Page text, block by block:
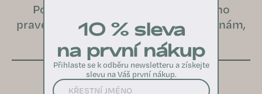
Potřebujete poradit s výběrem toho
pravého doplňku pro vás? Ozvěte se nám,
rádi vám poradíme.
info@wecareabout.cz
10 % sleva
na první nákup
Přihlaste se k odběru newsletteru a získejte
slevu na Váš první nákup.